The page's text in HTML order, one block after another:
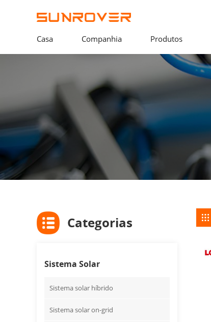
Casa Companhia Produtos
Categorias
Sistema Solar
Sistema solar híbrido
Sistema solar on-grid